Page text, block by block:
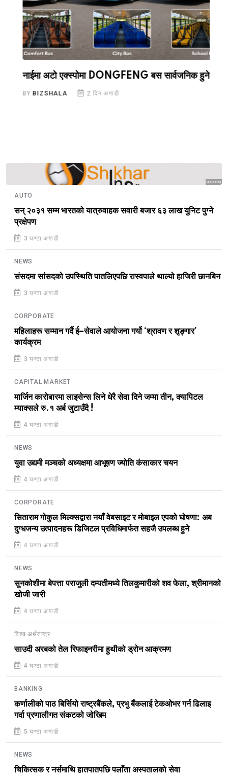
नाईमा अटो एक्स्पोमा DONGFENG बस सार्वजनिक हुने
BYBIZSHALA 2 दिन अगाडी
Sponsored
AUTO
सन् २०३१ सम्म भारतको यात्रुवाहक सवारी बजार ६३ लाख युनिट पुग्ने
प्रक्षेपण
3 घण्टा अगाडी
NEWS
संसदमा सांसदको उपस्थिति पातलिएपछि रास्वपाले थाल्यो हाजिरी छानबिन
3 घण्टा अगाडी
CORPORATE
महिलाहरू सम्मान गर्दै ई–सेवाले आयोजना गर्यो ‘श्रावण र शृङ्गार’
कार्यक्रम
3 घण्टा अगाडी
CAPITAL MARKET
मार्जिन कारोबारमा लाइसेन्स लिने धेरै सेवा दिने जम्मा तीन, क्यापिटल
म्याक्सले रु.१ अर्ब जुटाउँदै !
4 घण्टा अगाडी
NEWS
युवा उद्यमी मञ्चको अध्यक्षमा आभूषण ज्योति कंसाकार चयन
4 घण्टा अगाडी
CORPORATE
सिताराम गोकुल मिल्क्सद्वारा नयाँ वेबसाइट र मोबाइल एपको घोषणा: अब
दुग्धजन्य उत्पादनहरू डिजिटल प्रविधिमार्फत सहजै उपलब्ध हुने
4 घण्टा अगाडी
NEWS
सुनकोशीमा बेपत्ता पराजुली दम्पतीमध्ये तिलकुमारीको शव फेला, श्रीमानको
खोजी जारी
4 घण्टा अगाडी
विश्व अर्थतन्त्र
साउदी अरबको तेल रिफाइनरीमा हुथीको ड्रोन आक्रमण
4 घण्टा अगाडी
BANKING
कर्णालीको पाठ बिर्सियो राष्ट्रबैंकले, प्रभु बैंकलाई टेकओभर गर्न ढिलाइ
गर्दा प्रणालीगत संकटको जोखिम
5 घण्टा अगाडी
NEWS
चिकित्सक र नर्समाथि हातपातपछि पलाँता अस्पतालको सेवा